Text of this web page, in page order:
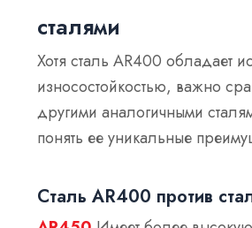
сталями
Хотя сталь AR400 обладает
износостойкостью, важно
другими аналогичными
понять ее уникальные
Сталь AR400 против